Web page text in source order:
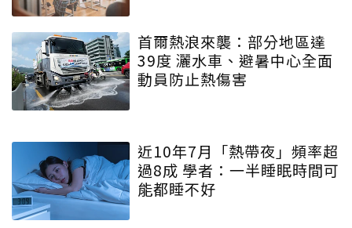
首爾熱浪來襲：部分地區達
39度 灑水車、避暑中心全面
動員防止熱傷害
近10年7月「熱帶夜」頻率超
過8成 學者：一半睡眠時間可
能都睡不好